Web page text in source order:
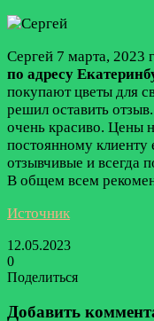
Сергей 7 марта, 2023
по адресу
покупают цветы для
решил оставить
очень красиво. Цены
постоянному клиенту
отзывчивые и всегда
В общем всем
Источник
12.05.2023
0
Поделиться
через
Добавить